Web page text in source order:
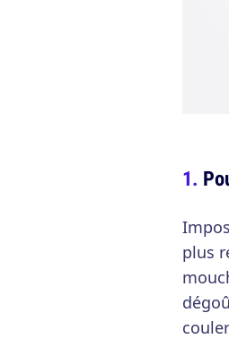
plus